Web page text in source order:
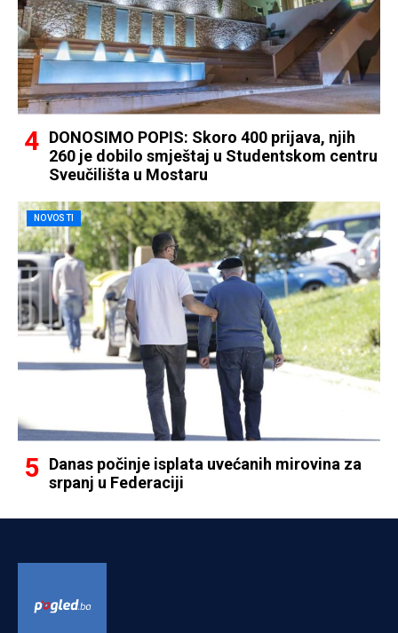
DONOSIMO POPIS: Skoro 400 prijava, njih
260 je dobilo smještaj u Studentskom centru
Sveučilišta u Mostaru
NOVOSTI
Danas počinje isplata uvećanih mirovina za
srpanj u Federaciji